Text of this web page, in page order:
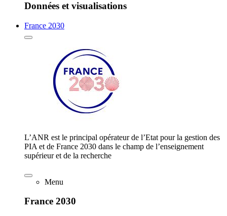
Données et visualisations
France 2030
L’ANR est le principal opérateur de l’Etat pour la gestion des
PIA et de France 2030 dans le champ de l’enseignement
supérieur et de la recherche
Menu
France 2030